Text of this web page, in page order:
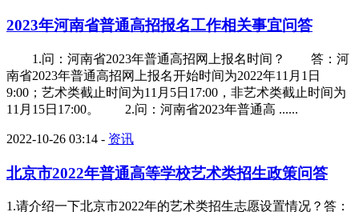
2023年河南省普通高招报名工作相关事宜问答
1.问：河南省2023年普通高招网上报名时间？ 答：河
南省2023年普通高招网上报名开始时间为2022年11月1日
9:00；艺术类截止时间为11月5日17:00，非艺术类截止时间为
11月15日17:00。 2.问：河南省2023年普通高 ......
2022-10-26 03:14 - 资讯
北京市2022年普通高等学校艺术类招生政策问答
1.请介绍一下北京市2022年的艺术类招生志愿设置情况？答：